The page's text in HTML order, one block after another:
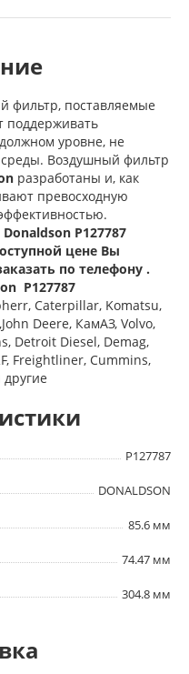
фильтр, поставляемые
поддерживать
уровне, не
среды. Воздушный фильтр
разработаны и, как
превосходную
P127787
цене Вы
по телефону .
P127787
Caterpillar, Komatsu,
Deere, КамАЗ, Volvo,
Detroit Diesel, Demag,
Freightliner, Cummins,
P127787
DONALDSON
85.6 мм
74.47 мм
304.8 мм